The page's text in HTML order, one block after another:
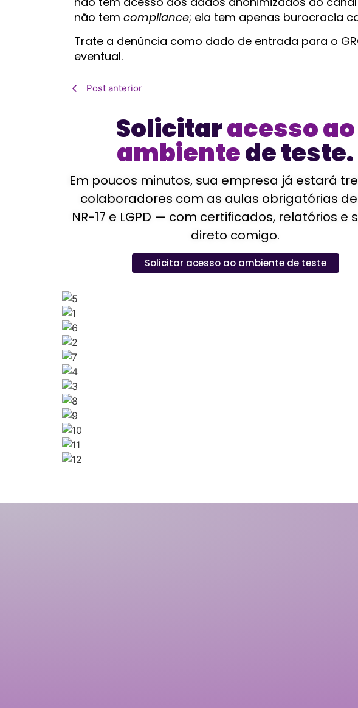
não tem compliance; ela tem apenas burocracia
Trate a denúncia como dado de entrada para o
eventual.
Post anterior
Solicitaracesso ao
ambientede teste.
Em poucos minutos, sua empresa já estará
colaboradores com as aulas obrigatórias de
NR-17 e LGPD — com certificados, relatórios e
direto comigo.
Solicitar acesso ao ambiente de teste